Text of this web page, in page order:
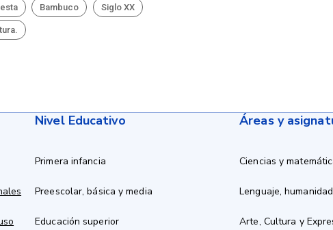
Bambuco Siglo XX
Nivel Educativo
Primera infancia
Preescolar, básica y media
Educación superior
Áreas y
Ciencias y
Lenguaje,
Arte, Cultura y